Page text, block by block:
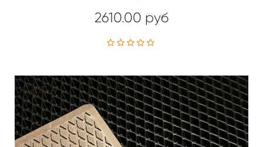
2610.00 руб